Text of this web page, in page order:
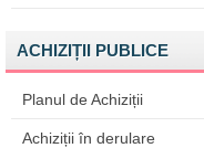
ACHIZIȚII PUBLICE
Planul de Achiziții
Achiziții în derulare